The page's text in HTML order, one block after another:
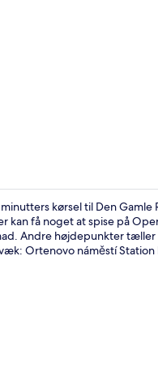
kørsel til Den
få noget at spise på
Andre højdepunkter
Ortenovo náměstí